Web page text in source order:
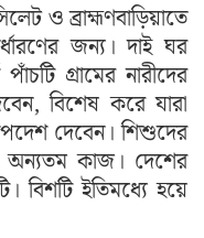
ও ব্রাহ্মণবাড়িয়াতে
জন্য। দাই ঘর
গ্রামের নারীদের
বিশেষ করে যারা
দেবেন। শিশুদের
অন্যতম কাজ। দেশের
বিশটি ইতিমধ্যে হয়ে